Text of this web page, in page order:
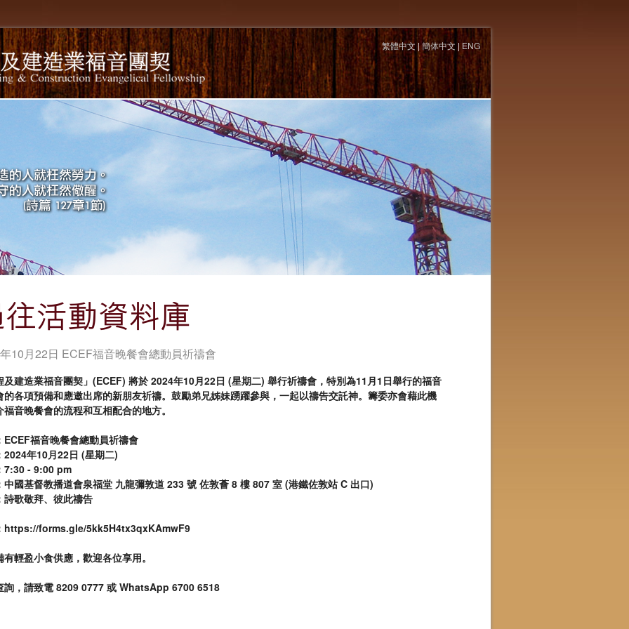
繁體中文 |簡体中文 | ENG
10月22日 ECEF福音晚餐會總動員祈禱會
及建造業福音團契」(ECEF) 將於 2024年10月22日 (星期二) 舉行祈禱會，特別為11月1日舉行的福音
的各項預備和應邀出席的新朋友祈禱。鼓勵弟兄姊妹踴躍參與，一起以禱告交託神。籌委亦會藉此機
福音晚餐會的流程和互相配合的地方。
ECEF福音晚餐會總動員祈禱會
2024年10月22日 (星期二)
7:30 - 9:00 pm
中國基督教播道會泉福堂 九龍彌敦道 233 號 佐敦薈 8 樓 807 室 (港鐵佐敦站 C 出口)
詩歌敬拜、彼此禱告
https://forms.gle/5kk5H4tx3qxKAmwF9
有輕盈小食供應，歡迎各位享用。
詢，請致電 8209 0777 或 WhatsApp 6700 6518